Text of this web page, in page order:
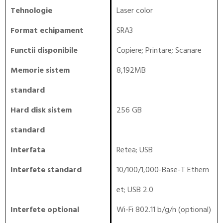
Tehnologie
Laser color
Format echipament
SRA3
Functii disponibile
Copiere;Printare;Scanare
Memorie sistem
standard
8,192MB
Hard disk sistem
standard
256 GB
Interfata Retea;USB
Interfete standard
10/100/1,000-Base-T Ethern
et; USB 2.0
Interfete optional
Wi-Fi 802.11 b/g/n (optional)